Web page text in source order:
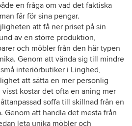
en fråga om vad det faktiska
får för sina pengar.
att få ner priset på sin
av en större produktion,
och möbler från den här typen
Genom att vända sig till mindre
interiörbutiker i Linghed,
att sätta en mer personlig
kostar det ofta en aning mer
soffa till skillnad från en
Genom att handla det mesta från
leta unika möbler och